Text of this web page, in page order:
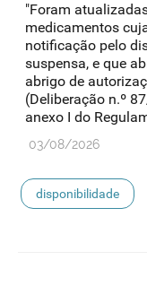
"Foram
medicamentos
notificação pelo
suspensa, e que
abrigo de
(Deliberação n.º
anexo I do
03/08/2026
disponibilidade